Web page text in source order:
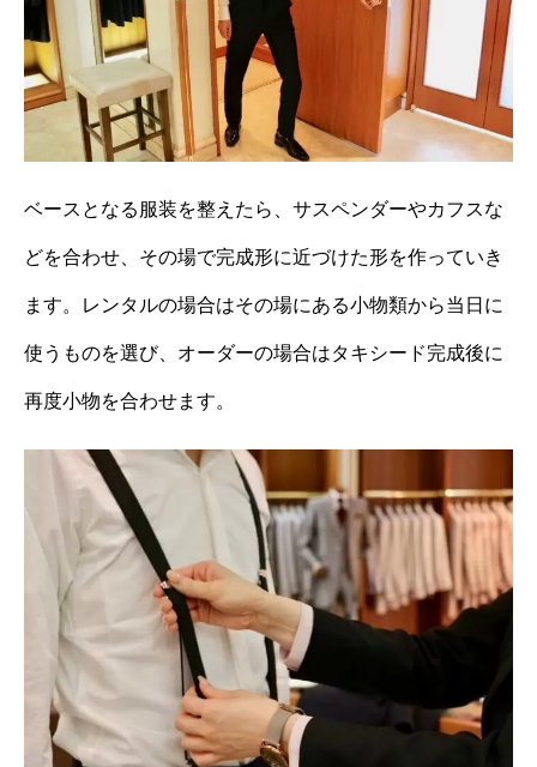
ベースとなる服装を整えたら、サスペンダーやカフスな
どを合わせ、その場で完成形に近づけた形を作っていき
ます。レンタルの場合はその場にある小物類から当日に
使うものを選び、オーダーの場合はタキシード完成後に
再度小物を合わせます。